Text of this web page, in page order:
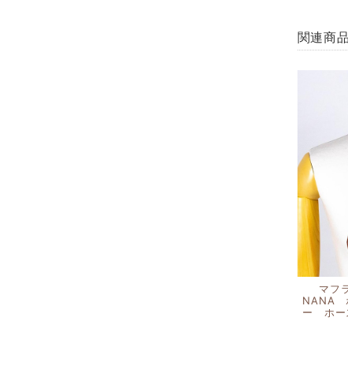
関連商品
マフ
NANA
ー ホー